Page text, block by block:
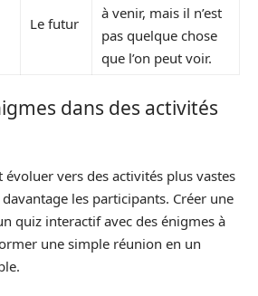
Le futur
à venir, mais il n’est
pas quelque chose
que l’on peut voir.
dans des activités
évoluer vers des activités plus vastes
les participants. Créer une
quiz interactif avec des énigmes à
une simple réunion en un